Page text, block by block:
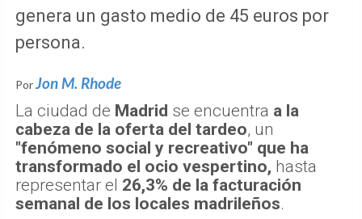
genera un gasto medio de 45 euros por
persona.
PorJon M. Rhode
La ciudad de Madrid se encuentra a la
cabeza de la oferta del tardeo, un
"fenómeno social y recreativo" que ha
transformado el ocio vespertino, hasta
representar el 26,3% de la facturación
semanal de los locales madrileños.